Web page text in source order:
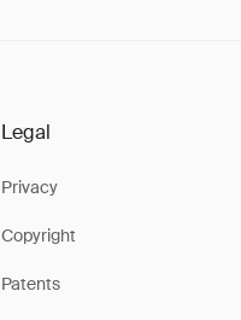
Legal
Privacy
Copyright
Patents